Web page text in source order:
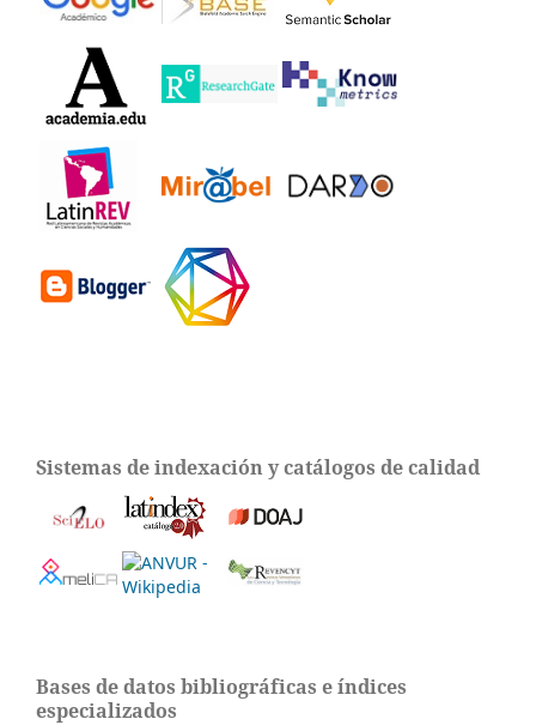
Sistemas de indexación y catálogos de calidad
Bases de datos bibliográficas e índices
especializados